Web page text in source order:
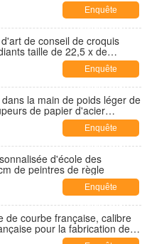
Enquête
maintenant
de conseil de croquis
taille de 22,5 x de
Enquête
maintenant
la main de poids léger de
de papier d'acier
Enquête
maintenant
d'école des
de peintres de règle
Enquête
maintenant
de courbe française, calibre
pour la fabrication de